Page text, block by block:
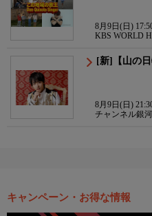
8月9日(日)
KBS WORLD
[新]【山の
8月9日(日)
チャンネル銀
キャンペーン・お得な情報